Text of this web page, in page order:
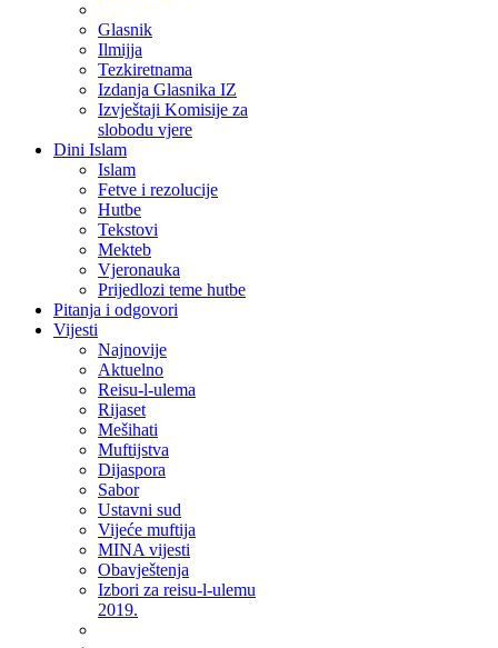
Glasnik
Ilmijja
Tezkiretnama
Izdanja Glasnika IZ
Izvještaji Komisije za
slobodu vjere
Dini Islam
Islam
Fetve i rezolucije
Hutbe
Tekstovi
Mekteb
Vjeronauka
Prijedlozi teme hutbe
Pitanja i odgovori
Vijesti
Najnovije
Aktuelno
Reisu-l-ulema
Rijaset
Mešihati
Muftijstva
Dijaspora
Sabor
Ustavni sud
Vijeće muftija
MINA vijesti
Obavještenja
Izbori za reisu-l-ulemu
2019.